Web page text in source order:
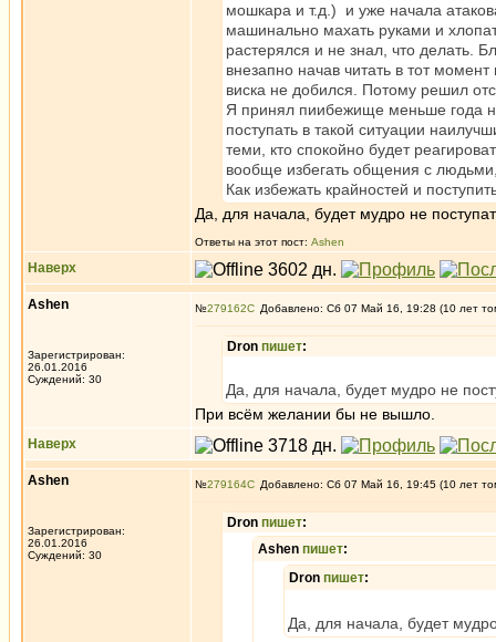
мошкара и т.д.) и уже начала
машинально махать руками и
растерялся и не знал, что делать.
внезапно начав читать в тот
виска не добился. Потому решил
Я принял пиибежище меньше года
поступать в такой ситуации
теми, кто спокойно будет
вообще избегать общения с
Как избежать крайностей и
Да, для начала, будет мудро не
Ответы на этот пост: Ashen
Наверх
Ashen
Зарегистрирован:
26.01.2016
Суждений: 30
№279162 Добавлено: Сб 07 Май 16, 19:28 (10 лет
Dron пишет:
Да, для начала, будет мудро не
При всём желании бы не вышло.
Наверх
Ashen
Зарегистрирован:
26.01.2016
Суждений: 30
№279164 Добавлено: Сб 07 Май 16, 19:45 (10 лет
Dron пишет:
Ashen пишет:
Dron пишет:
Да, для начала, будет